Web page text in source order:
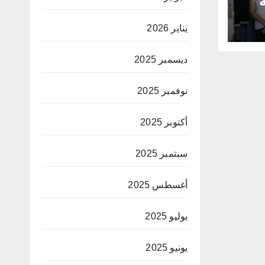
”
يناير 2026
ديسمبر 2025
نوفمبر 2025
أكتوبر 2025
سبتمبر 2025
أغسطس 2025
يوليو 2025
يونيو 2025